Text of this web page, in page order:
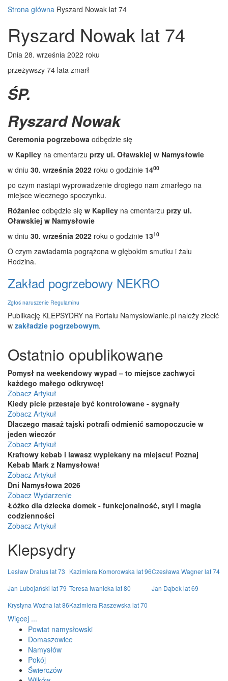
Strona główna Ryszard Nowak lat 74
Ryszard Nowak lat 74
Dnia 28. września 2022 roku
przeżywszy 74 lata zmarł
ŚP.
Ryszard Nowak
Ceremonia pogrzebowa odbędzie się
w Kaplicy na cmentarzu przy ul. Oławskiej w Namysłowie
w dniu 30. września 2022 roku o godzinie 1400
po czym nastąpi wyprowadzenie drogiego nam zmarłego na
miejsce wiecznego spoczynku.
Różaniec odbędzie się w Kaplicy na cmentarzu przy ul.
Oławskiej w Namysłowie
w dniu 30. września 2022 roku o godzinie 1310
O czym zawiadamia pogrążona w głębokim smutku i żalu
Rodzina.
Zakład pogrzebowy NEKRO
Zgłoś naruszenie Regulaminu
Publikację KLEPSYDRY na Portalu Namyslowianie.pl należy zlecić
w zakładzie pogrzebowym.
Ostatnio opublikowane
Pomysł na weekendowy wypad – to miejsce zachwyci
każdego małego odkrywcę!
Zobacz Artykuł
Kiedy picie przestaje być kontrolowane - sygnały
Zobacz Artykuł
Dlaczego masaż tajski potrafi odmienić samopoczucie w
jeden wieczór
Zobacz Artykuł
Kraftowy kebab i lawasz wypiekany na miejscu! Poznaj
Kebab Mark z Namysłowa!
Zobacz Artykuł
Dni Namysłowa 2026
Zobacz Wydarzenie
Łóżko dla dziecka domek - funkcjonalność, styl i magia
codzienności
Zobacz Artykuł
Klepsydry
Lesław Drałus lat 73 Kazimiera Komorowska lat 96Czesława Wagner lat 74
Jan Lubojański lat 79 Teresa Iwanicka lat 80
Jan Dąbek lat 69
Krystyna Woźna lat 86Kazimiera Raszewska lat 70
Więcej ...
Powiat namysłowski
Domaszowice
Namysłów
Pokój
Świerczów